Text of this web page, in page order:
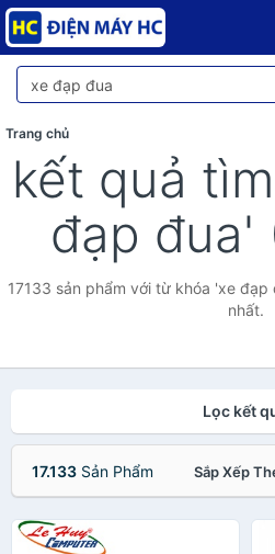
Trang chủ
kết quả
đạp đua'
17133 sản phẩm với từ khóa 'xe
nhất.
Lọc kết
17.133 Sản Phẩm Sắp Xếp